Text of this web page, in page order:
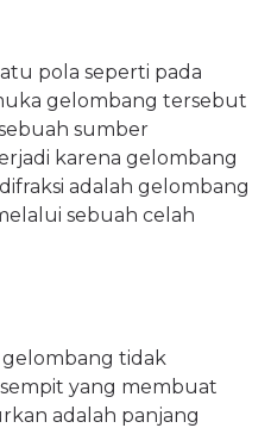
pola seperti pada
gelombang tersebut
sumber
karena gelombang
adalah gelombang
sebuah celah
gelombang tidak
yang membuat
adalah panjang